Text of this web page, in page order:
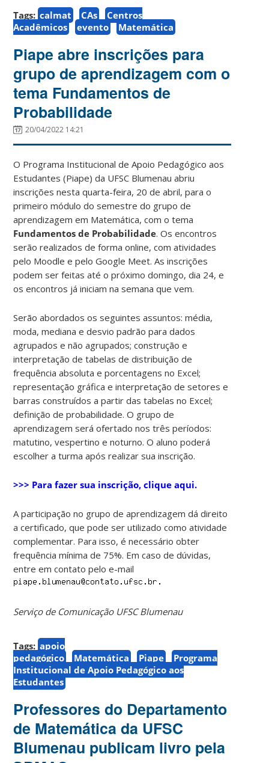
Tags: calmat CAs
Centros
Acadêmicos
evento Matemática
Piape abre inscrições para
grupo de aprendizagem com o
tema Fundamentos de
Probabilidade
20/04/2022 14:21
O Programa Institucional de Apoio Pedagógico aos
Estudantes (Piape) da UFSC Blumenau abriu
inscrições nesta quarta-feira, 20 de abril, para o
primeiro módulo do semestre do grupo de
aprendizagem em Matemática, com o tema
Fundamentos de Probabilidade. Os encontros
serão realizados de forma online, com atividades
pelo Moodle e pelo Google Meet. As inscrições
podem ser feitas até o próximo domingo, dia 24, e
os encontros já iniciam na semana que vem.
Serão abordados os seguintes assuntos: média,
moda, mediana e desvio padrão para dados
agrupados e não agrupados; construção e
interpretação de tabelas de distribuição de
frequência absoluta e porcentagens no Excel;
representação gráfica e interpretação de setores e
barras construídos a partir das tabelas no Excel;
definição de probabilidade. O grupo de
aprendizagem será ofertado nos três períodos:
matutino, vespertino e noturno. O aluno poderá
escolher a turma após realizar sua inscrição.
>>> Para fazer sua inscrição, clique aqui.
A participação no grupo de aprendizagem dá direito
a certificado, que pode ser utilizado como atividade
complementar. Para isso, é necessário obter
frequência mínima de 75%. Em caso de dúvidas,
entre em contato pelo e-mail
Serviço de Comunicação UFSC Blumenau
Tags: apoio
pedagógico
Matemática Piape
Programa
Institucional de Apoio Pedagógico aos
Estudantes
Professores do Departamento
de Matemática da UFSC
Blumenau publicam livro pela